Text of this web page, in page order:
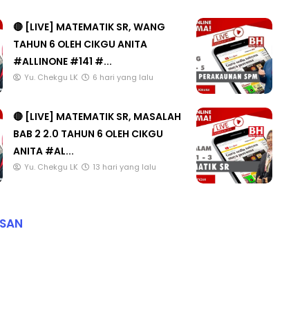
🔴 [LIVE] MATEMATIK SR, WANG
TAHUN 6 OLEH CIKGU ANITA
#ALLINONE #141 #...
Yu. Chekgu LK 6 hari yang lalu
🔴 [LIVE] MATEMATIK SR, MASALAH
BAB 2 2.0 TAHUN 6 OLEH CIKGU
ANITA #AL...
Yu. Chekgu LK 13 hari yang lalu